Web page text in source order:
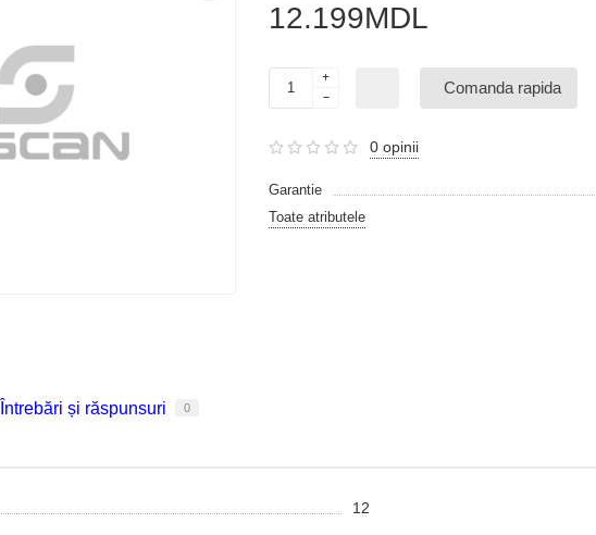
12.199MDL
Comanda rapida
0 opinii
Garantie
Toate atributele
Întrebări și răspunsuri 0
12